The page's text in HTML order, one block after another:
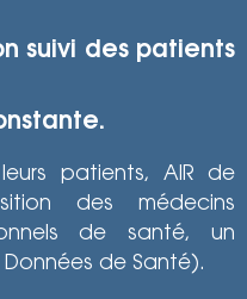
suivi des patients
patients, AIR de
des médecins
de santé, un
Données de Santé).